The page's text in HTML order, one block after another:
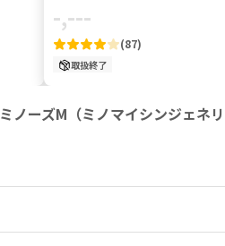
-,---
(87)
取扱終了
ミノーズM（ミノマイシンジェネリ